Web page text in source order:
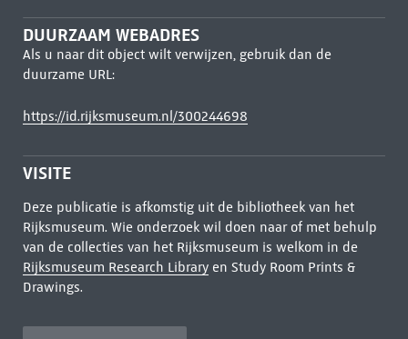
DUURZAAM WEBADRES
Als u naar dit object wilt verwijzen, gebruik dan de
duurzame URL:
https://id.rijksmuseum.nl/300244698
VISITE
Deze publicatie is afkomstig uit de bibliotheek van het
Rijksmuseum. Wie onderzoek wil doen naar of met behulp
van de collecties van het Rijksmuseum is welkom in de
Rijksmuseum Research Libraryen Study Room Prints &
Drawings.